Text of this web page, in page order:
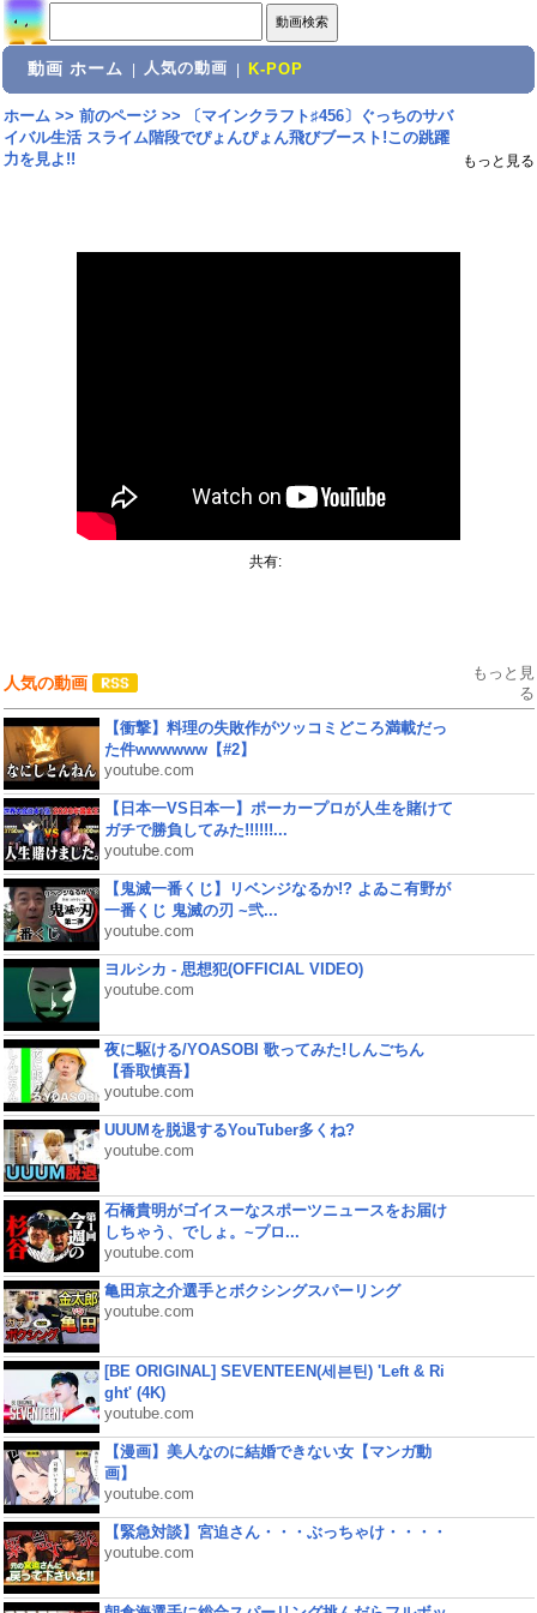
動画 ホーム 人気の動画 K-POP
ホーム>> 前のページ>>
〔マインクラフト♯456〕ぐっちのサバ
イバル生活 スライム階段でぴょんぴょん飛びブースト!この跳躍
力を見よ!!
もっと見る
共有:
人気の動画
もっと見
る
【衝撃】料理の失敗作がツッコミどころ満載だっ
た件wwwwww【#2】
youtube.com
【日本一VS日本一】ポーカープロが人生を賭けて
ガチで勝負してみた!!!!!!...
youtube.com
【鬼滅一番くじ】リベンジなるか!? よゐこ有野が
一番くじ 鬼滅の刃 ~弐...
youtube.com
ヨルシカ - 思想犯(OFFICIAL VIDEO)
youtube.com
夜に駆ける/YOASOBI 歌ってみた!しんごちん
【香取慎吾】
youtube.com
UUUMを脱退するYouTuber多くね?
youtube.com
石橋貴明がゴイスーなスポーツニュースをお届け
しちゃう、でしょ。~プロ...
youtube.com
亀田京之介選手とボクシングスパーリング
youtube.com
[BE ORIGINAL] SEVENTEEN(세븐틴) 'Left & Ri
ght' (4K)
youtube.com
【漫画】美人なのに結婚できない女【マンガ動
画】
youtube.com
【緊急対談】宮迫さん・・・ぶっちゃけ・・・・
youtube.com